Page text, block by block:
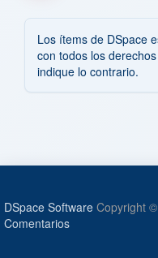
Los ítems de DSpace
con todos los
indique lo contrario.
DSpace Software Copyright
Comentarios